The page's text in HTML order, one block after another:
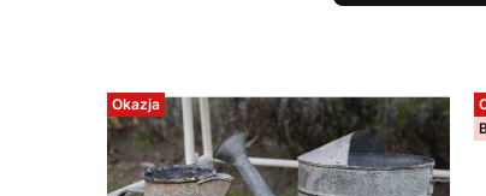
Okazja